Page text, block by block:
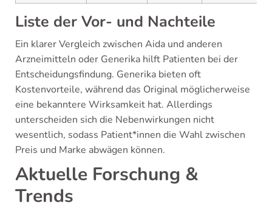
Liste der Vor- und Nachteile
Ein klarer Vergleich zwischen Aida und anderen
Arzneimitteln oder Generika hilft Patienten bei der
Entscheidungsfindung. Generika bieten oft
Kostenvorteile, während das Original möglicherweise
eine bekanntere Wirksamkeit hat. Allerdings
unterscheiden sich die Nebenwirkungen nicht
wesentlich, sodass Patient*innen die Wahl zwischen
Preis und Marke abwägen können.
Aktuelle Forschung &
Trends